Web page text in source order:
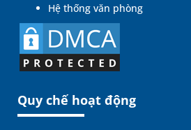
Hệ thống văn phòng
Quy chế hoạt động